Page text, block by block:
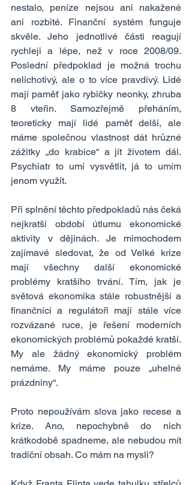
nestalo, peníze nejsou ani nakažené
ani rozbité. Finanční systém funguje
skvěle. Jeho jednotlivé části reagují
rychleji a lépe, než v roce 2008/09.
Poslední předpoklad je možná trochu
nelichotivý, ale o to více pravdivý. Lidé
mají paměť jako rybičky neonky, zhruba
8 vteřin. Samozřejmě přeháním,
teoreticky mají lidé paměť delší, ale
máme společnou vlastnost dát hrůzné
zážitky „do krabice“ a jít životem dál.
Psychiatr to umí vysvětlit, já to umím
jenom využít.
Při splnění těchto předpokladů nás čeká
nejkratší období útlumu ekonomické
aktivity v dějinách. Je mimochodem
zajímavé sledovat, že od Velké krize
mají všechny další ekonomické
problémy kratšího trvání. Tím, jak je
světová ekonomika stále robustnější a
finančníci a regulátoři mají stále více
rozvázané ruce, je řešení moderních
ekonomických problémů pokaždé kratší.
My ale žádný ekonomický problém
nemáme. My máme pouze „uhelné
prázdniny“.
Proto nepoužívám slova jako recese a
krize. Ano, nepochybně do nich
krátkodobě spadneme, ale nebudou mít
tradiční obsah. Co mám na mysli?